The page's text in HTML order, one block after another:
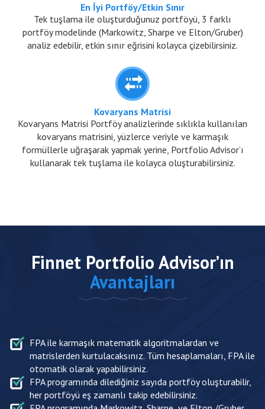
En İyi Portföy/Etkin Sınır
Tek tuşlama ile oluşturduğunuz portföyü, 3 farklı
portföy modelinde (Markowitz, Sharpe ve Elton/Gruber)
analiz edebilir, etkin sınır eğrisini kolayca çizebilirsiniz.
Kovaryans Matrisi
Kovaryans Matrisi Portföy analizlerinde sıklıkla kullanılan
kovaryans matrisini, yüzlerce veriyle ve karmaşık
formüllerle uğraşarak yapmak yerine, Portfolio Advisor’ı
kullanarak tek tuşlama ile kolayca oluşturabilirsiniz.
Finnet Portfolio Advisor’ın
Avantajları
FPA ile karmaşık matematik algoritmalardan ve
matrislerden kurtulacaksınız. Tüm hesaplamaları, FPA ile
otomatik olarak yapabilirsiniz.
FPA programında dilediğiniz sayıda portföy oluşturabilir,
her portföyü eş zamanlı takip edebilirsiniz.